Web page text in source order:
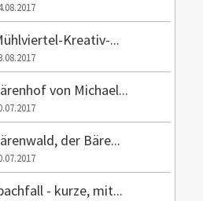
Kreativ-...
von Michael...
der Bäre...
- kurze, mit...